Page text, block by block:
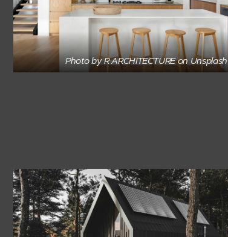
Photo by R ARCHITECTURE on Unsplash